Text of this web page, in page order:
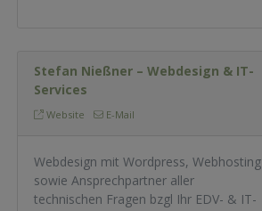
Stefan Nießner – Webdesign & IT-
Services
Website E-Mail
Webdesign mit Wordpress, Webhosting
sowie Ansprechpartner aller
technischen Fragen bzgl Ihr EDV- & IT-